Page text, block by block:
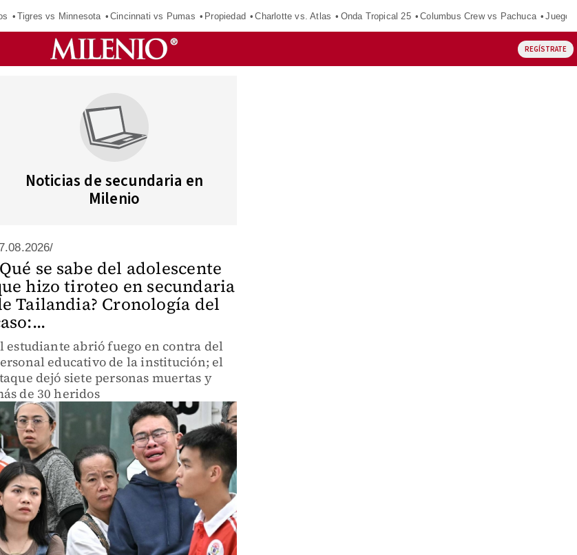
Tigres vs Minnesota Cincinnati vs Pumas Propiedad Charlotte vs. Atlas Onda Tropical 25 Columbus Crew vs Pachuca
REGÍSTRATE
Noticias de secundaria en
Milenio
se sabe del adolescente
hizo tiroteo en secundaria
Tailandia? Cronología del
estudiante abrió fuego en contra del
educativo de la institución; el
dejó siete personas muertas y
de 30 heridos